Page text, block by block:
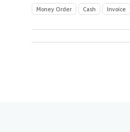
Money Order Cash Invoice